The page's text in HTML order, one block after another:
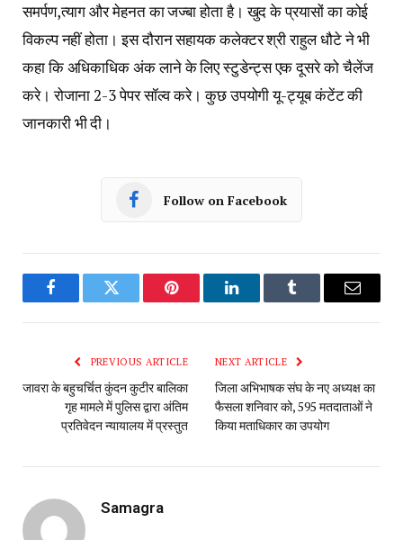
समर्पण,त्याग और मेहनत का जज्बा होता है। खुद के प्रयासों का कोई
विकल्प नहीं होता। इस दौरान सहायक कलेक्टर श्री राहुल धौटे ने भी
कहा कि अधिकाधिक अंक लाने के लिए स्टुडेन्ट्स एक दूसरे को चैलेंज
करे। रोजाना 2-3 पेपर सॉल्व करे। कुछ उपयोगी यू-ट्यूब कंटेंट की
जानकारी भी दी।
Follow on Facebook
FacebookTwitter Pinterest LinkedInTumblr Email
PREVIOUS ARTICLE
जावरा के बहुचर्चित कुंदन कुटीर बालिका
गृह मामले में पुलिस द्वारा अंतिम
प्रतिवेदन न्यायालय में प्रस्तुत
NEXT ARTICLE
जिला अभिभाषक संघ के नए अध्यक्ष का
फैसला शनिवार को, 595 मतदाताओं ने
किया मताधिकार का उपयोग
Samagra